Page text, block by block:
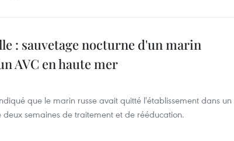
: sauvetage nocturne d'un marin
AVC en haute mer
que le marin russe avait quitté l'établissement dans un
semaines de traitement et de rééducation.